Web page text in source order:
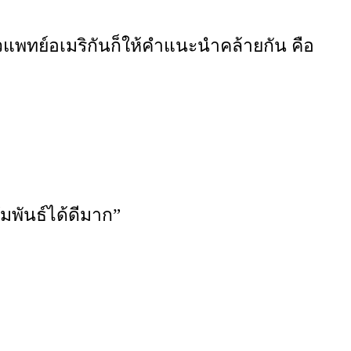
พทย์อเมริกันก็ให้คำแนะนำคล้ายกัน คือ
พันธ์ได้ดีมาก”